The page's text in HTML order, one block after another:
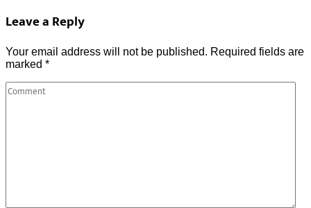
Leave a Reply
Your email address will not be published. Required fields are
marked *